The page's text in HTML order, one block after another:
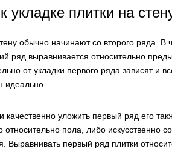
укладке плитки на
обычно начинают со второго ряда. В
ряд выравнивается относительно
от укладки первого ряда зависят и
идеально.
качественно уложить первый ряд его
относительно пола, либо искусственно
Выравнивать первый ряд плитки